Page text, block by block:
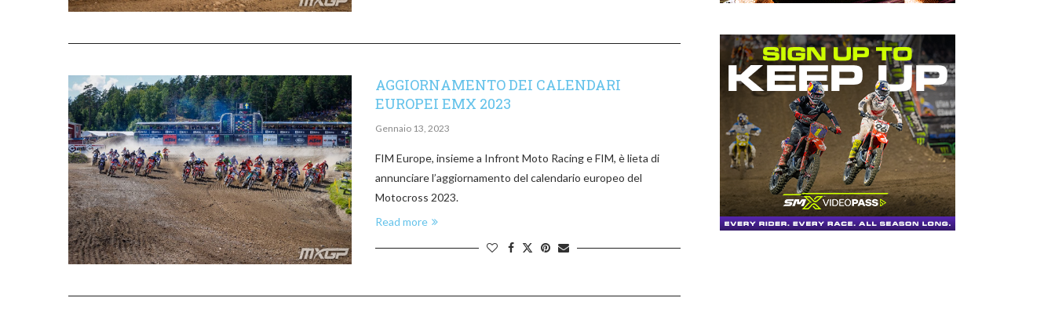
AGGIORNAMENTO DEI CALENDARI
EUROPEI EMX 2023
Gennaio 13, 2023
FIM Europe, insieme a Infront Moto Racing e FIM, è lieta di
annunciare l’aggiornamento del calendario europeo del
Motocross 2023.
Read more